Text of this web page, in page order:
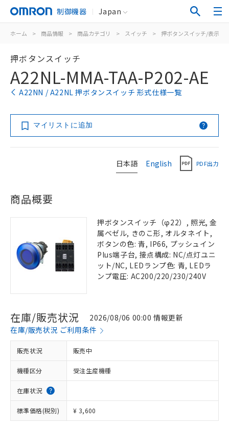
制御機器 Japan
ホーム > 商品情報 > 商品カテゴリ > スイッチ > 押ボタンスイッチ/表示灯
押ボタンスイッチ
A22NL-MMA-TAA-P202-AE
A22NN / A22NL 押ボタンスイッチ 形式仕様一覧
マイリストに追加
日本語 English PDF出力
商品概要
押ボタンスイッチ（φ22）, 照光, 金
属ベゼル, きのこ形, オルタネイト,
ボタンの色: 青, IP66, プッシュイン
Plus端子台, 接点構成: NC/点灯ユニ
ット/NC, LEDランプ色: 青, LEDラ
ンプ電圧: AC200/220/230/240V
在庫/販売状況
2026/08/06 00:00 情報更新
在庫/販売状況 ご利用条件
販売状況 販売中
機種区分 受注生産機種
在庫状況
標準価格(税別) ¥ 3,600